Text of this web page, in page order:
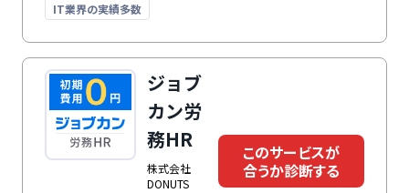
IT業界の実績多数
ジョブ
カン労
務HR
株式会社
DONUTS
このサービスが
合うか診断する